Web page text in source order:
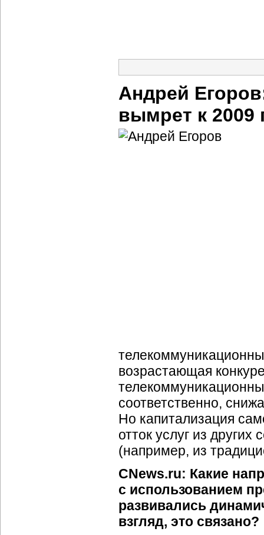
Андрей
вымрет к 2009
возрастающая
соответственно,
Но капитализация
отток услуг из
(например, из
CNews.ru: Какие
с использованием
развивались
взгляд, это связано?